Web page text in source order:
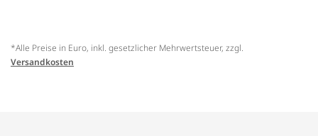
*Alle Preise in Euro, inkl. gesetzlicher Mehrwertsteuer, zzgl.
Versandkosten